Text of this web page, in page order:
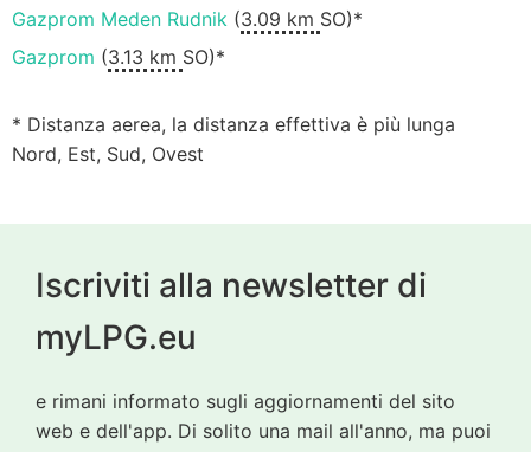
Gazprom Meden Rudnik (3.09 km SO)*
Gazprom (3.13 km SO)*
* Distanza aerea, la distanza effettiva è più lunga
Nord, Est, Sud, Ovest
Iscriviti alla newsletter di
myLPG.eu
e rimani informato sugli aggiornamenti del sito
web e dell'app. Di solito una mail all'anno, ma puoi